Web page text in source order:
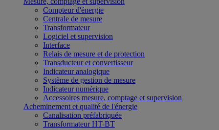
Compteur d'énergie
Centrale de mesure
Transformateur
Logiciel et supervision
Interface
Relais de mesure et de protection
Transducteur et convertisseur
Indicateur analogique
Système de gestion de mesure
Indicateur numérique
Accessoires mesure, comptage et supervision
Acheminement et qualité de l'énergie
Canalisation préfabriquée
Transformateur HT-BT